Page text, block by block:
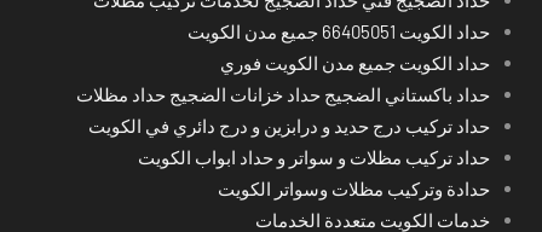
حداد الكويت 66405051 جميع مدن الكويت
حداد الكويت جميع مدن الكويت فوري
حداد باكستاني الضجيج حداد خزانات الضجيج حداد مظلات
حداد تركيب درج حديد و درابزين و درج دائري في الكويت
حداد تركيب مظلات و سواتر و حداد ابواب الكويت
حدادة وتركيب مظلات وسواتر الكويت
خدمات الكويت متعددة الخدمات